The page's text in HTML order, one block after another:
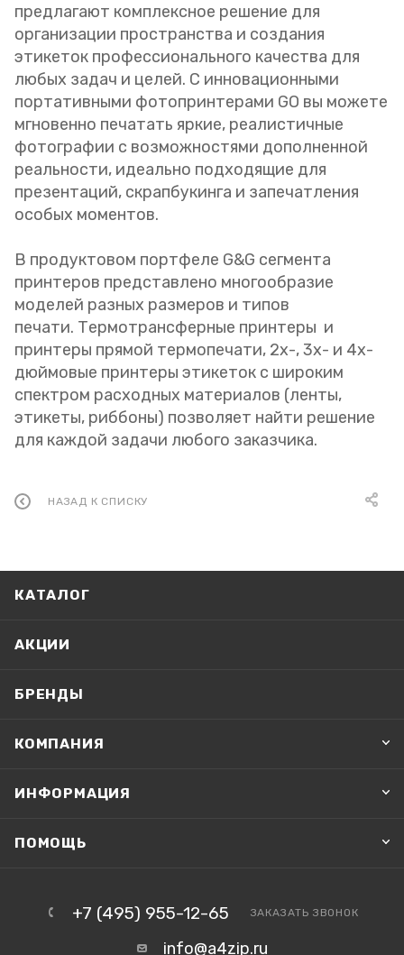
предлагают комплексное решение для
организации пространства и создания
этикеток профессионального качества для
любых задач и целей. С инновационными
портативными фотопринтерами GO вы можете
мгновенно печатать яркие, реалистичные
фотографии с возможностями дополненной
реальности, идеально подходящие для
презентаций, скрапбукинга и запечатления
особых моментов.
В продуктовом портфеле G&G сегмента
принтеров представлено многообразие
моделей разных размеров и типов
печати. Термотрансферные принтеры и
принтеры прямой термопечати, 2х-, 3х- и 4х-
дюймовые принтеры этикеток с широким
спектром расходных материалов (ленты,
этикеты, риббоны) позволяет найти решение
для каждой задачи любого заказчика.
НАЗАД К СПИСКУ
КАТАЛОГ
АКЦИИ
БРЕНДЫ
КОМПАНИЯ
ИНФОРМАЦИЯ
ПОМОЩЬ
+7 (495) 955-12-65 ЗАКАЗАТЬ ЗВОНОК
info@a4zip.ru